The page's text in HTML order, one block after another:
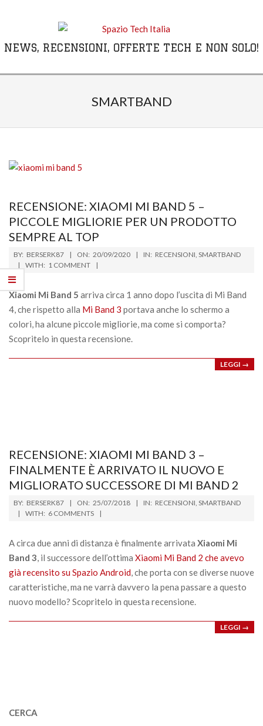
NEWS, RECENSIONI, OFFERTE TECH E NON SOLO!
SMARTBAND
RECENSIONE: XIAOMI MI BAND 5 –
PICCOLE MIGLIORIE PER UN PRODOTTO
SEMPRE AL TOP
2020-
09-
20
BY: BERSERK87 ON: 20/09/2020 IN: RECENSIONI SMARTBAND
WITH: 1 COMMENT
Xiaomi Mi Band 5 arriva circa 1 anno dopo l’uscita di Mi Band
4, che rispetto alla Mi Band 3 portava anche lo schermo a
colori, ha alcune piccole migliorie, ma come si comporta?
Scopritelo in questa recensione.
LEGGI →
RECENSIONE: XIAOMI MI BAND 3 –
FINALMENTE È ARRIVATO IL NUOVO E
MIGLIORATO SUCCESSORE DI MI BAND 2
2018-
07-
BY: BERSERK87 ON: 25/07/2018 IN: RECENSIONI SMARTBAND
WITH: 6 COMMENTS
A circa due anni di distanza è finalmente arrivata Xiaomi Mi
Band 3, il successore dell’ottima Xiaomi Mi Band 2 che avevo
già recensito su Spazio Android, che porta con se diverse nuove
caratteristiche, ma ne varrà davvero la pena passare a questo
nuovo modello? Scopritelo in questa recensione.
LEGGI →
CERCA